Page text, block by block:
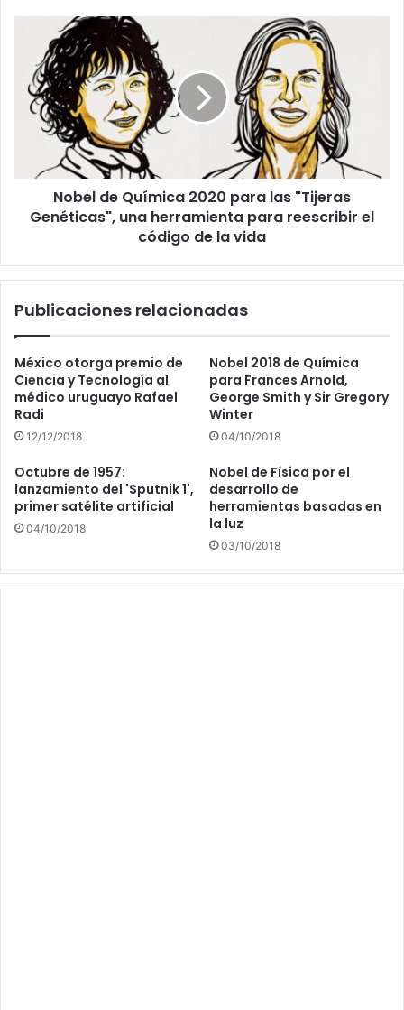
Química
2020
para
"Tijeras
Genéticas",
una
herramienta
para
código
la
Nobel de Química 2020 para las "Tijeras
Genéticas", una herramienta para reescribir el
código de la vida
Publicaciones relacionadas
México otorga premio de
Ciencia y Tecnología al
médico uruguayo Rafael
Radi
12/12/2018
Nobel 2018 de Química
para Frances Arnold,
George Smith y Sir Gregory
Winter
04/10/2018
Octubre de 1957:
lanzamiento del 'Sputnik 1',
primer satélite artificial
04/10/2018
Nobel de Física por el
desarrollo de
herramientas basadas en
la luz
03/10/2018